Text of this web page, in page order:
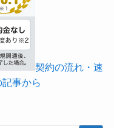
契約の流れ・速
事から